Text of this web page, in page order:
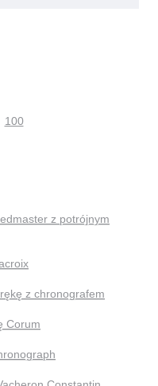
100
z potrójnym
z chronografem
Corum